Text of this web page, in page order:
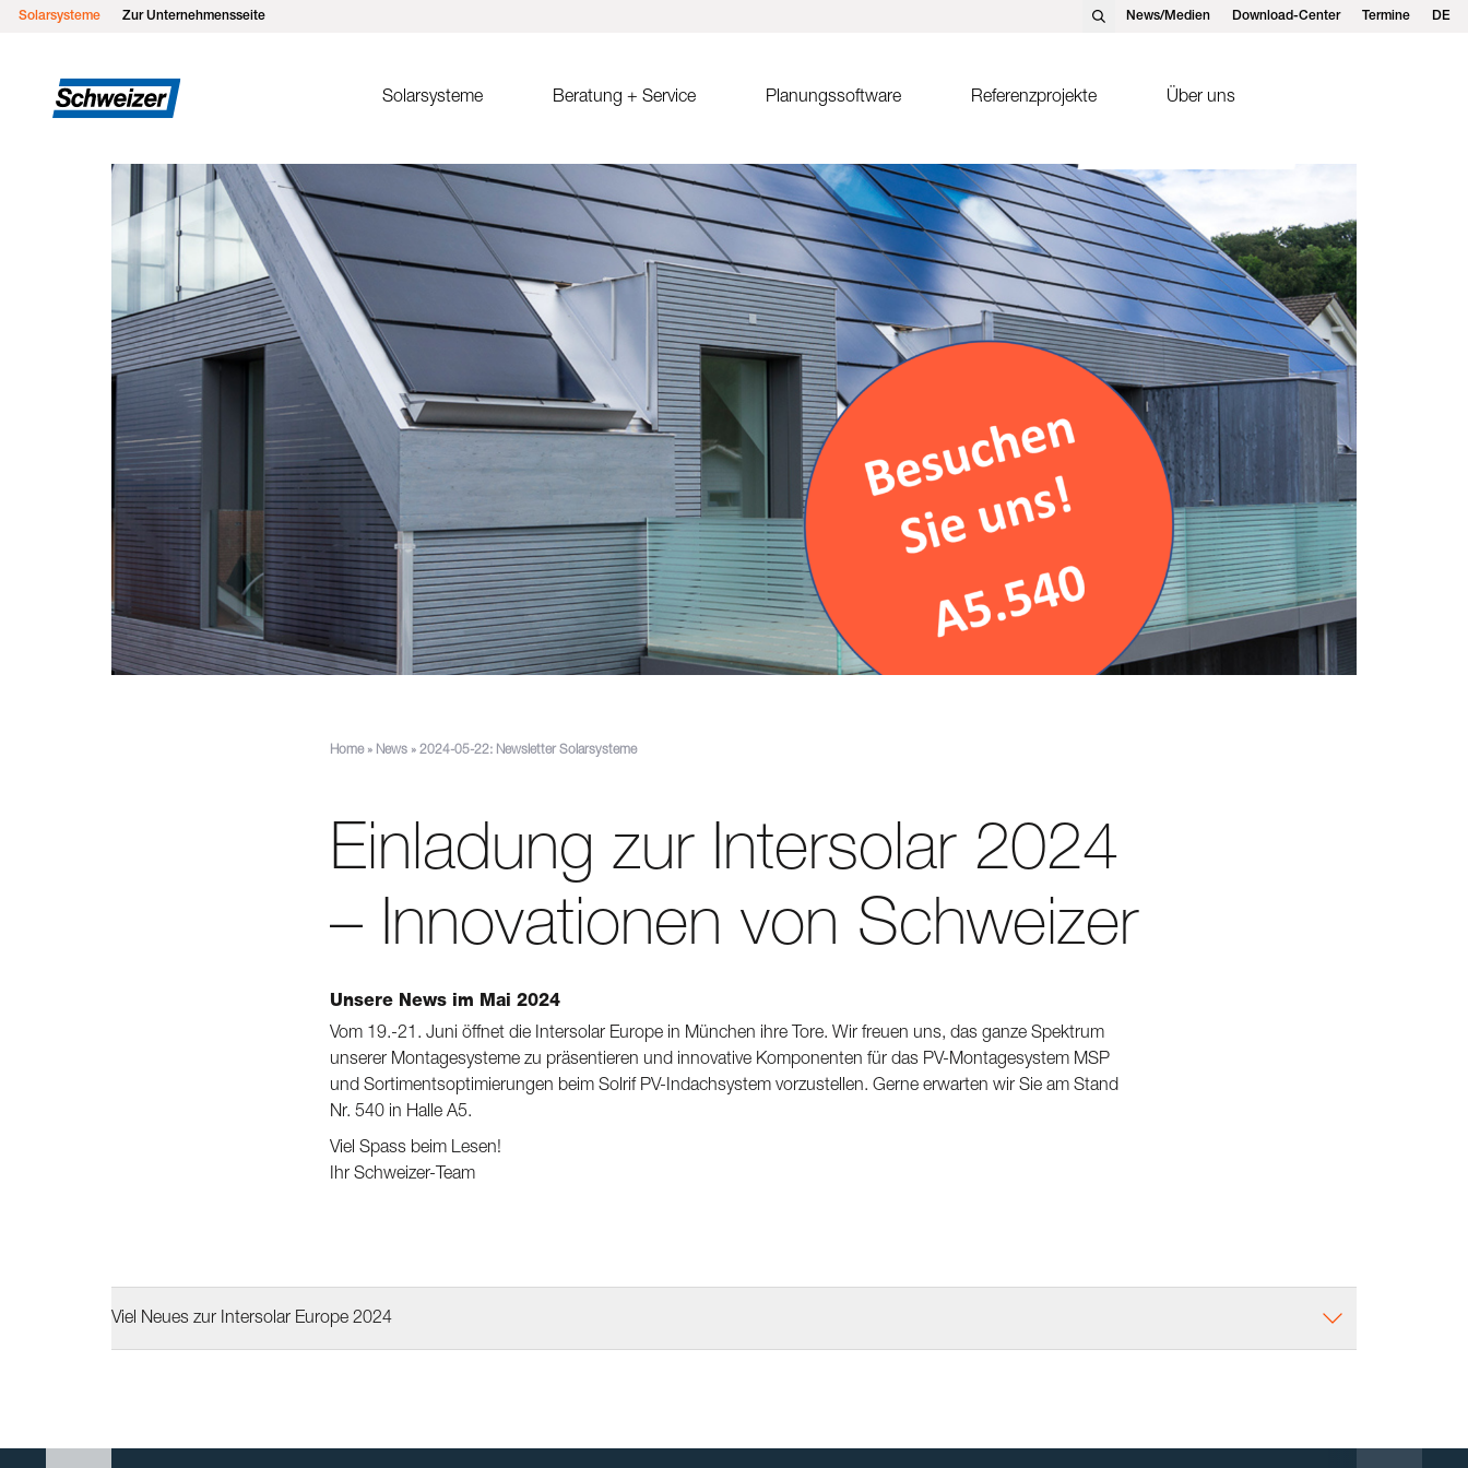
Solarsysteme Zur Unternehmensseite News/Medien Download-Center Termine DE
Solarsysteme
Montagesystem MSP
MSP Flachdach Ost-West
MSP Gründach
MSP Flachdach Süd
MSP Schrägdach
MSP Schrägdach
Einlegesystem
MSP Metalldach
Solrif
Solrif für Entscheider
Solrif für Planer
Solrif für Installateure
Solardachziegel Soltile
Solarthermie
Sonnenkollektor FK2-XS
Beratung + Service
Verkaufsberatung
Partner/Partnersuche
Planungssoftware
Solar.Pro.Tool (SPT)
SPT Online-Schulung
SPT Release Notes
Referenzprojekte Über uns
Ernst Schweizer AG, Hedingen
Ernst Schweizer GmbH,
Satteins
Kontakte
Home» News » 2024-05-22: Newsletter Solarsysteme
Einladung zur Intersolar 2024
– Innovationen von Schweizer
Unsere News im Mai 2024
Vom 19.-21. Juni öffnet die Intersolar Europe in München ihre Tore. Wir freuen uns, das ganze Spektrum
unserer Montagesysteme zu präsentieren und innovative Komponenten für das PV-Montagesystem MSP
und Sortimentsoptimierungen beim Solrif PV-Indachsystem vorzustellen. Gerne erwarten wir Sie am Stand
Nr. 540 in Halle A5.
Viel Spass beim Lesen!
Ihr Schweizer-Team
Viel Neues zur Intersolar Europe 2024